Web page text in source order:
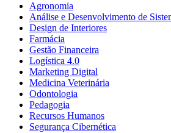
Agronomia
Análise e Desenvolvimento de
Design de Interiores
Farmácia
Gestão Financeira
Logística 4.0
Marketing Digital
Medicina Veterinária
Odontologia
Pedagogia
Recursos Humanos
Segurança Cibernética